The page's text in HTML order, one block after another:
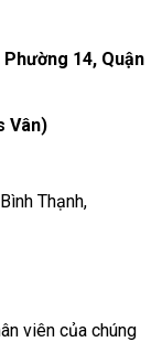
14, Quận
Vân)
Thạnh,
viên của chúng